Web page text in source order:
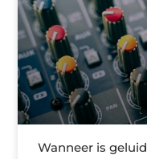
Wanneer is